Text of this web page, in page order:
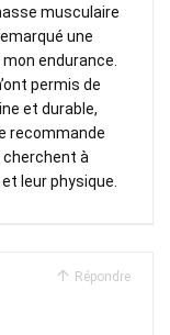
musculaire
une
endurance.
permis de
et durable,
recommande
à
leur physique.
Répondre